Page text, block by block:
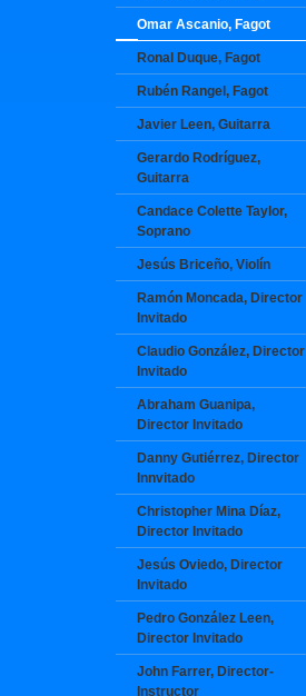
Omar Ascanio, Fagot
Ronal Duque, Fagot
Rubén Rangel, Fagot
Javier Leen, Guitarra
Gerardo Rodríguez,
Guitarra
Candace Colette Taylor,
Soprano
Jesús Briceño, Violín
Ramón Moncada, Director
Invitado
Claudio González, Director
Invitado
Abraham Guanipa,
Director Invitado
Danny Gutiérrez, Director
Innvitado
Christopher Mina Díaz,
Director Invitado
Jesús Oviedo, Director
Invitado
Pedro González Leen,
Director Invitado
John Farrer, Director-
Instructor